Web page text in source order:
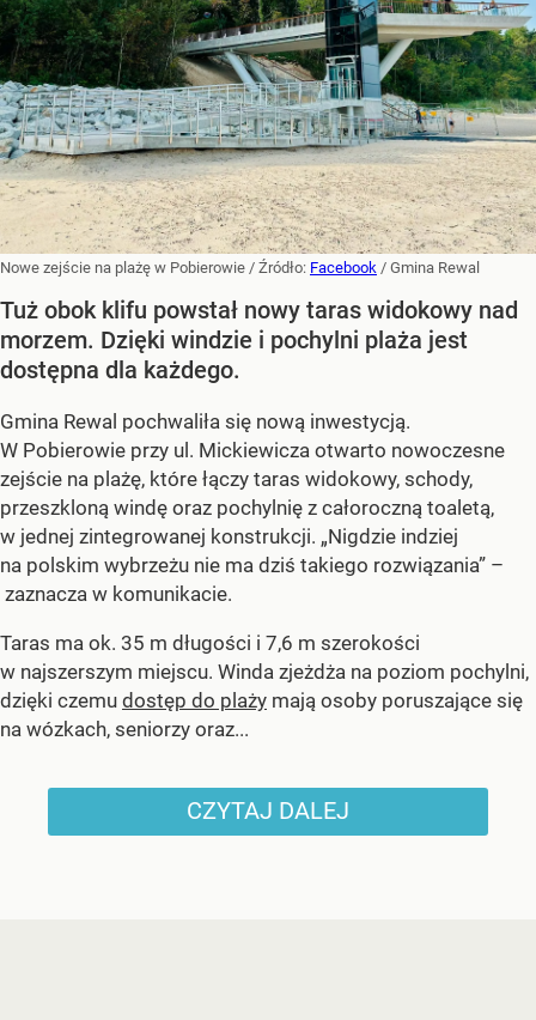
Nowe zejście na plażę w Pobierowie / Źródło: Facebook / Gmina Rewal
Tuż obok klifu powstał nowy taras widokowy nad
morzem. Dzięki windzie i pochylni plaża jest
dostępna dla każdego.
Gmina Rewal pochwaliła się nową inwestycją.
W Pobierowie przy ul. Mickiewicza otwarto nowoczesne
zejście na plażę, które łączy taras widokowy, schody,
przeszkloną windę oraz pochylnię z całoroczną toaletą,
w jednej zintegrowanej konstrukcji. „Nigdzie indziej
na polskim wybrzeżu nie ma dziś takiego rozwiązania” –
zaznacza w komunikacie.
Taras ma ok. 35 m długości i 7,6 m szerokości
w najszerszym miejscu. Winda zjeżdża na poziom pochylni,
dzięki czemu dostęp do plaży mają osoby poruszające się
na wózkach, seniorzy oraz...
CZYTAJ DALEJ